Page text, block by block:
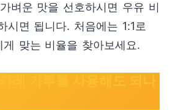
벼운 맛을 선호하시면 우유 비
시면 됩니다. 처음에는 1:1로
게 맞는 비율을 찾아보세요.